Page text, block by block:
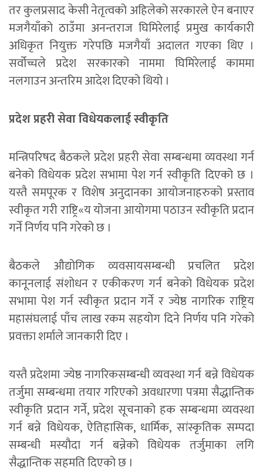
तर कुलप्रसाद केसी नेतृत्वको अहिलेको सरकारले ऐन बनाएर
मजगैयाँको ठाउँमा अनन्तराज घिमिरेलाई प्रमुख कार्यकारी
अधिकृत नियुक्त गरेपछि मजगैयाँ अदालत गएका थिए ।
सर्वोच्चले प्रदेश सरकारको नाममा घिमिरेलाई काममा
नलगाउन अन्तरिम आदेश दिएको थियो ।
प्रदेश प्रहरी सेवा विधेयकलाई स्वीकृति
मन्त्रिपरिषद बैठकले प्रदेश प्रहरी सेवा सम्बन्धमा व्यवस्था गर्न
बनेको विधेयक प्रदेश सभामा पेश गर्न स्वीकृति दिएको छ ।
यस्तै समपूरक र विशेष अनुदानका आयोजनाहरुको प्रस्ताव
स्वीकृत गरी राष्ट्रि«य योजना आयोगमा पठाउन स्वीकृति प्रदान
गर्ने निर्णय पनि गरेको छ ।
बैठकले औद्योगिक व्यवसायसम्बन्धी प्रचलित प्रदेश
कानूनलाई संशोधन र एकीकरण गर्न बनेको विधेयक प्रदेश
सभामा पेश गर्न स्वीकृत प्रदान गर्ने र ज्येष्ठ नागरिक राष्ट्रिय
महासंघलाई पाँच लाख रकम सहयोग दिने निर्णय पनि गरेको
प्रवक्ता शर्माले जानकारी दिए ।
यस्तै प्रदेशमा ज्येष्ठ नागरिकसम्बन्धी व्यवस्था गर्न बन्ने विधेयक
तर्जुमा सम्बन्धमा तयार गरिएको अवधारणा पत्रमा सैद्धान्तिक
स्वीकृति प्रदान गर्ने, प्रदेश सूचनाको हक सम्बन्धमा व्यवस्था
गर्न बन्ने विधेयक, ऐतिहासिक, धार्मिक, सांस्कृतिक सम्पदा
सम्बन्धी मस्यौदा गर्न बन्नेको विधेयक तर्जुमाका लगि
सैद्धान्तिक सहमति दिएको छ ।